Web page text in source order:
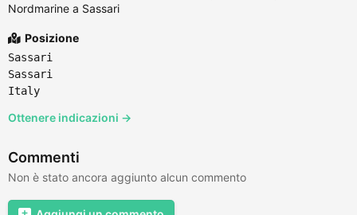
Nordmarine a Sassari
Posizione
Sassari
Sassari
Italy
Ottenere indicazioni →
Commenti
Non è stato ancora aggiunto alcun commento